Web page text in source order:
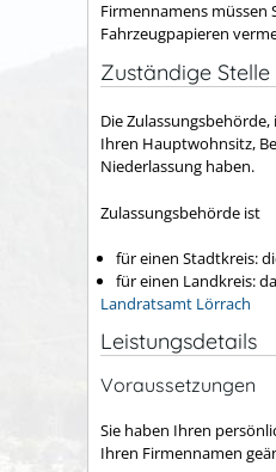
Firmennamens müssen
Fahrzeugpapieren
Zuständige Stelle
Die Zulassungsbehörde,
Ihren Hauptwohnsitz,
Niederlassung haben.
Zulassungsbehörde ist
für einen Stadtkreis:
für einen Landkreis:
Landratsamt Lörrach
Leistungsdetails
Voraussetzungen
Sie haben Ihren
Ihren Firmennamen